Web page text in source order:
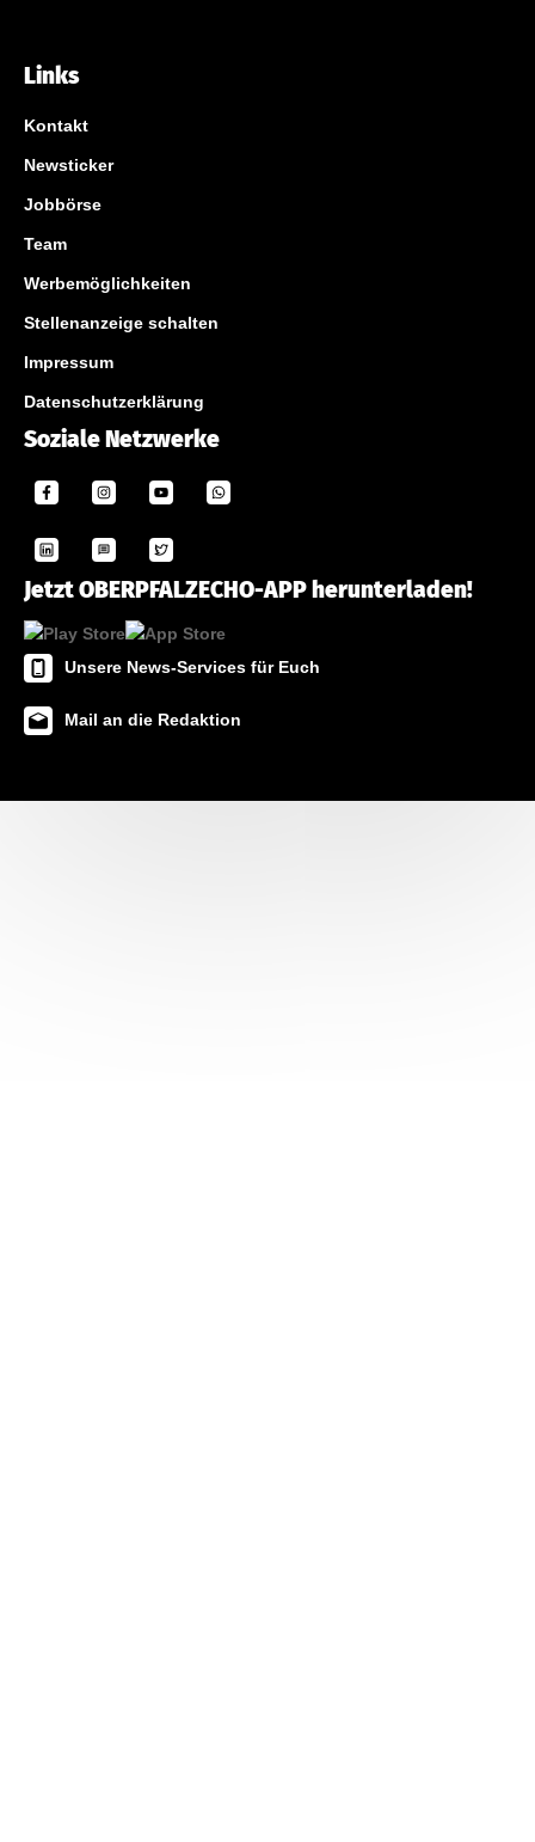
Links
Kontakt
Newsticker
Jobbörse
Team
Werbemöglichkeiten
Stellenanzeige schalten
Impressum
Datenschutzerklärung
Soziale Netzwerke
Jetzt OBERPFALZECHO-APP herunterladen!
Unsere News-Services für Euch
Mail an die Redaktion